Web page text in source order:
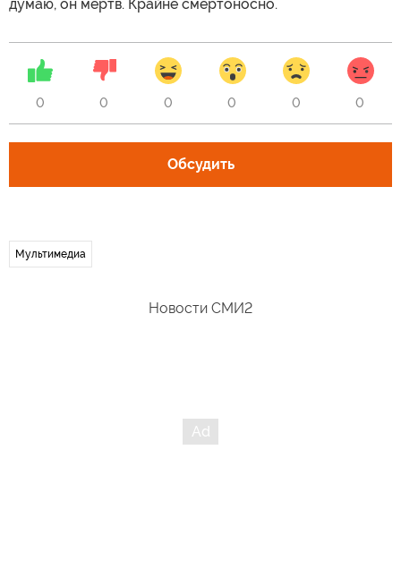
думаю, он мертв. Крайне смертоносно.
0 0 0 0 0 0
Обсудить
Мультимедиа
Новости СМИ2